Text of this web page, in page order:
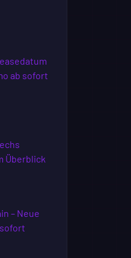
ab sofort
Überblick
– Neue